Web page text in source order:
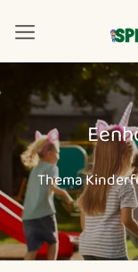
naar
inhoud
Thema